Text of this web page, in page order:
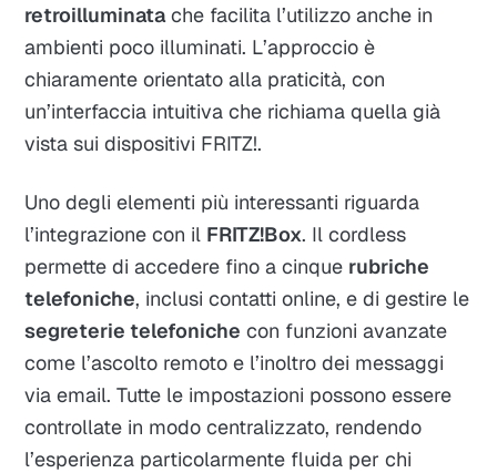
retroilluminatache facilita l’utilizzo anche in
ambienti poco illuminati. L’approccio è
chiaramente orientato alla praticità, con
un’interfaccia intuitiva che richiama quella già
vista sui dispositivi FRITZ!.
Uno degli elementi più interessanti riguarda
l’integrazione con il FRITZ!Box. Il cordless
permette di accedere fino a cinque rubriche
telefoniche, inclusi contatti online, e di gestire le
segreterie telefoniche con funzioni avanzate
come l’ascolto remoto e l’inoltro dei messaggi
via email. Tutte le impostazioni possono essere
controllate in modo centralizzato, rendendo
l’esperienza particolarmente fluida per chi